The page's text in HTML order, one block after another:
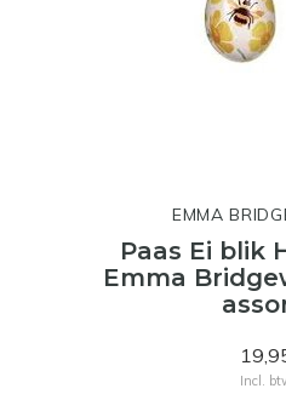
EMMA
Paas Ei blik
Emma
Incl.